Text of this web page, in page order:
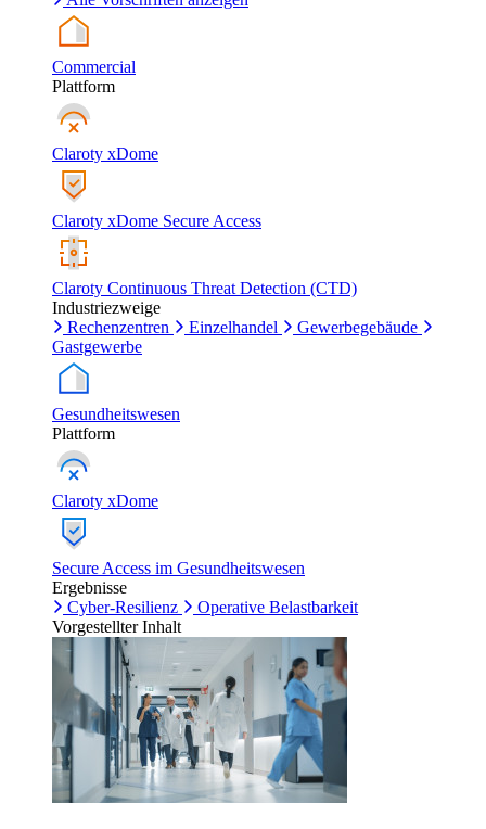
Commercial
Plattform
Claroty xDome
Claroty xDome Secure Access
Claroty Continuous Threat Detection (CTD)
Industriezweige
Rechenzentren
Einzelhandel
Gewerbegebäude
Gastgewerbe
Gesundheitswesen
Plattform
Claroty xDome
Secure Access im Gesundheitswesen
Ergebnisse
Cyber-Resilienz
Operative Belastbarkeit
Vorgestellter Inhalt